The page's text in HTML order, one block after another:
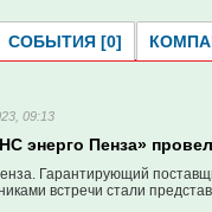
СОБЫТИЯ [0]
09:13
энерго Пенза»
Гарантирующий
встречи стали